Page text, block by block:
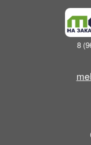
*
8